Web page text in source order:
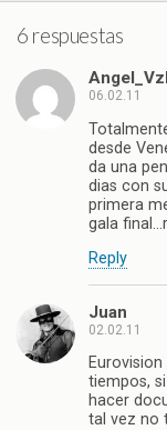
6 respuestas
06.02.11
desde
da una
dias con
primera
gala
Reply
Juan
02.02.11
tiempos,
hacer
tal vez no